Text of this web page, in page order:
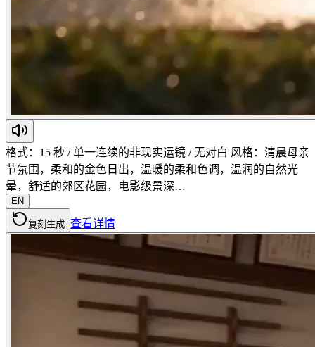
格式：15 秒 / 单一连续的非现实运镜 / 无对白 风格：清晨母亲
节氛围，柔和的金色日出，温暖的柔和色调，温润的自然光
晕，舒适的郊区花园，电影级景深…
EN
复刻生成 查看详情